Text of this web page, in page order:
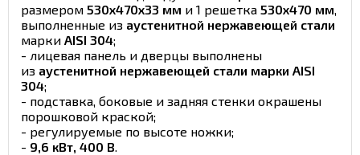
размером 530х470х33 мм и 1 решетка 530х470 мм,
выполненные из аустенитной нержавеющей стали
марки AISI 304;
- лицевая панель и дверцы выполнены
из аустенитной нержавеющей стали марки AISI
304;
- подставка, боковые и задняя стенки окрашены
порошковой краской;
- регулируемые по высоте ножки;
- 9,6 кВт, 400 В.